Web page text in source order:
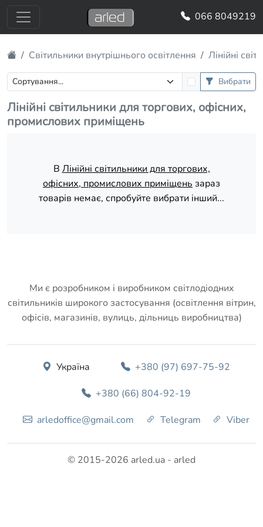
066 8049219
Світильники внутрішнього освітлення Лінійні
Вибрати
Лінійні світильники для торгових, офісних,
промислових приміщень
В Лінійні світильники для торгових,
офісних, промислових приміщень зараз
товарів немає, спробуйте вибрати інший...
Ми є розробником і виробником світлодіодних
світильників широкого застосування (освітлення вітрин,
офісів, магазинів, вулиць, дільниць виробництва)
Україна +380 (97) 697-75-92
+380 (66) 804-92-19
arledoffice@gmail.com Telegram Viber
© 2015-2026 arled.ua - arled